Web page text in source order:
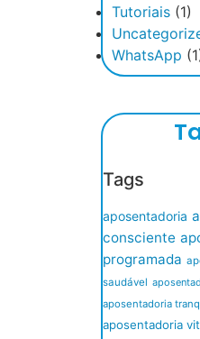
Tutoriais (1)
WhatsApp
Tags
aposentadoria
consciente
programada
saudável
aposentadoria
aposentadoria